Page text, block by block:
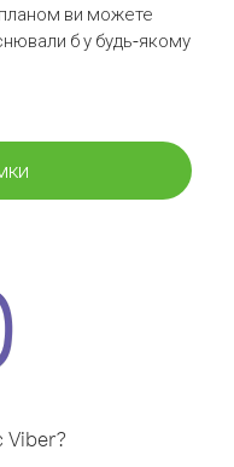
ви можете
б у будь-якому
Viber?